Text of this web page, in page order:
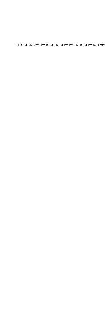
IMAGEM